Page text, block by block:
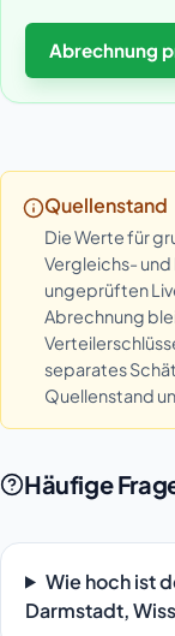
Abrechnung
Quellenstand
Die Werte für
Vergleichs-
ungeprüften
Abrechnung
separates
Quellenstand
Häufige
Wie hoch ist
Darmstadt,